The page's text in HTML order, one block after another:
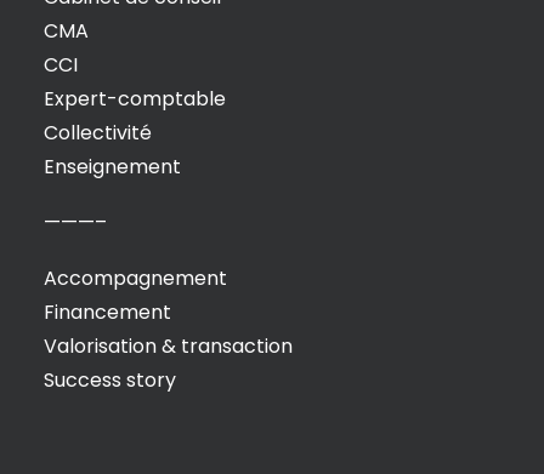
CMA
CCI
Expert-comptable
Collectivité
Enseignement
———–
Accompagnement
Financement
Valorisation & transaction
Success story